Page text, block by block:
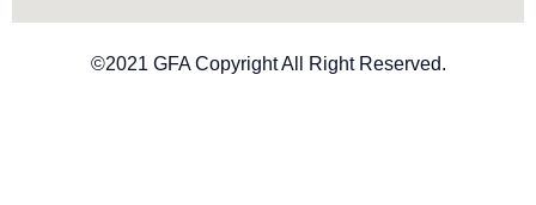
©2021 GFA Copyright All Right Reserved.